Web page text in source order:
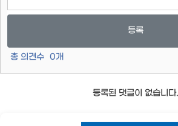
등록
총 의견수 0개
등록된 댓글이 없습니다.